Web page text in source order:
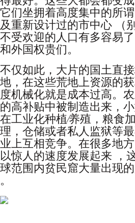
它们坐拥着高度集中的所
及重新设计过的市中心 （
不受欢迎的人口有多容易
和外国权贵们。
不仅如此，大片的国土直
地，在这些荒地上资源的
度机械化就是成本过高。
的高补贴中被制造出来，
在工业化种植∕养殖，粮食
理，仓储或者私人监狱等
业上互相竞争。在很多地
以惊人的速度发展起来 ，
球范围内贫民窟大量出现
。